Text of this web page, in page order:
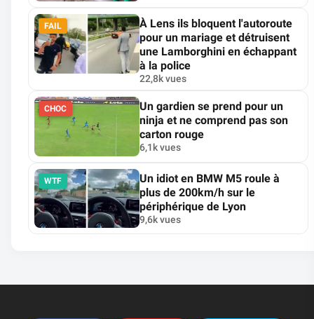
FAIL
À Lens ils bloquent l'autoroute
pour un mariage et détruisent
une Lamborghini en échappant
à la police
22,8k vues
CHOC
Un gardien se prend pour un
ninja et ne comprend pas son
carton rouge
6,1k vues
WTF
Un idiot en BMW M5 roule à
plus de 200km/h sur le
périphérique de Lyon
9,6k vues